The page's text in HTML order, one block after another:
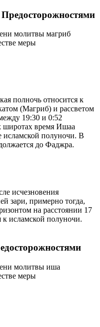
молитвы магриб
меры
полночь относится к
(Магриб) и рассветом
19:30 и 0:52
широтах время Ишаа
исламской полуночи. В
до Фаджра.
исчезновения
зари, примерно тогда,
на расстоянии 17
к исламской полуночи.
молитвы иша
меры